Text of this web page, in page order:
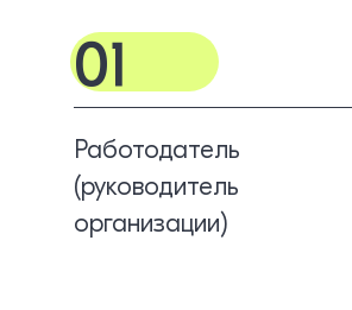
01
Работодатель
(руководитель
организации)